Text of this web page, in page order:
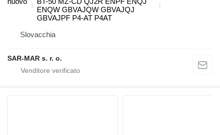
ENQW GBVAJQW GBVAJQJ
GBVAJPF P4-AT P4AT
Slovacchia
SAR-MAR s. r. o.